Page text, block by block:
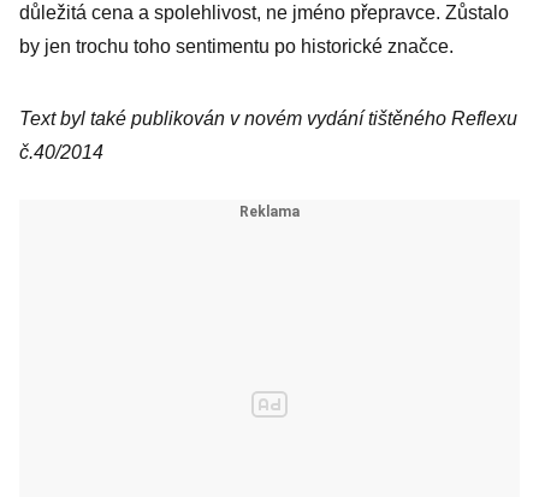
důležitá cena a spolehlivost, ne jméno přepravce. Zůstalo
by jen trochu toho sentimentu po historické značce.
Text byl také publikován v novém vydání tištěného Reflexu
č.40/2014